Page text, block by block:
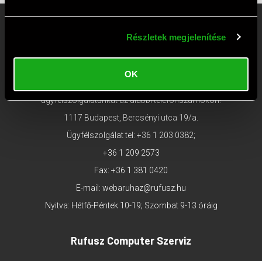
Részletek megjelenítése
OK
ügyfélszolgálatunkat az alábbi telefonszámokon!
1117 Budapest, Bercsényi utca 19/a.
Ügyfélszolgálat tel: +36 1 203 0382;
+36 1 209 2573
Fax: +36 1 381 0420
E-mail: webaruhaz@rufusz.hu
Nyitva: Hétfő-Péntek 10-19; Szombat 9-13 óráig
Rufusz Computer Szerviz